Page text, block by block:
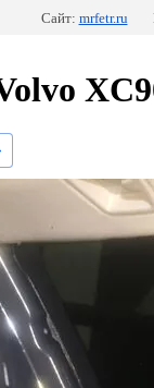
Сайт: mrfetr.ru